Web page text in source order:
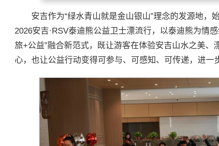
安吉作为“绿水青山就是金山银山”理念的发源地，
2026安吉·RSV泰迪熊公益卫士漂流行，以泰迪熊为情
旅+公益”融合新范式，既让游客在体验安吉山水之美
心，也让公益行动变得可参与、可感知、可传递，进一